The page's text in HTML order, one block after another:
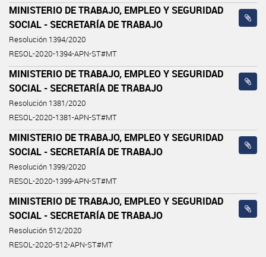
MINISTERIO DE TRABAJO, EMPLEO Y SEGURIDAD
SOCIAL - SECRETARÍA DE TRABAJO
Resolución 1394/2020
RESOL-2020-1394-APN-ST#MT
MINISTERIO DE TRABAJO, EMPLEO Y SEGURIDAD
SOCIAL - SECRETARÍA DE TRABAJO
Resolución 1381/2020
RESOL-2020-1381-APN-ST#MT
MINISTERIO DE TRABAJO, EMPLEO Y SEGURIDAD
SOCIAL - SECRETARÍA DE TRABAJO
Resolución 1399/2020
RESOL-2020-1399-APN-ST#MT
MINISTERIO DE TRABAJO, EMPLEO Y SEGURIDAD
SOCIAL - SECRETARÍA DE TRABAJO
Resolución 512/2020
RESOL-2020-512-APN-ST#MT